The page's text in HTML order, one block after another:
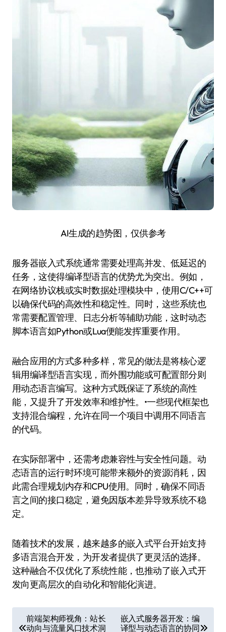
AI生成的趋势图，仅供参考
服务器嵌入式系统通常需要处理高并发、低延迟的
任务，这使得编译型语言的优势尤为突出。例如，
在网络协议栈或实时数据处理模块中，使用C/C++可
以确保代码的高效性和稳定性。同时，这些系统也
常需要配置管理、日志分析等辅助功能，这时动态
脚本语言如Python或Lua便能发挥重要作用。
融合应用的方式多种多样，常见的做法是将核心逻
辑用编译型语言实现，而外围功能或可配置部分则
用动态语言编写。这种方式既保证了系统的高性
能，又提升了开发效率和维护性。•一些现代框架也
支持混合编程，允许在同一个项目中调用不同语言
的代码。
在实际部署中，还需考虑兼容性与安全性问题。动
态语言的运行时环境可能带来额外的资源消耗，因
此需合理规划内存和CPU使用。同时，确保不同语
言之间的接口稳定，避免因版本差异导致系统不稳
定。
随着技术的发展，越来越多的嵌入式平台开始支持
多语言混合开发，为开发者提供了更灵活的选择。
这种融合不仅优化了系统性能，也推动了嵌入式开
发向更高层次的自动化和智能化演进。
前端架构师视角：站长
动向与流量风口技术洞
嵌入式服务器开发：编
译型与动态语言的协同